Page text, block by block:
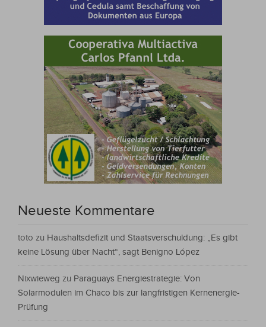
Neueste Kommentare
toto zu Haushaltsdefizit und Staatsverschuldung: „Es gibt
keine Lösung über Nacht“, sagt Benigno López
Nixwieweg zu Paraguays Energiestrategie: Von
Solarmodulen im Chaco bis zur langfristigen Kernenergie-
Prüfung